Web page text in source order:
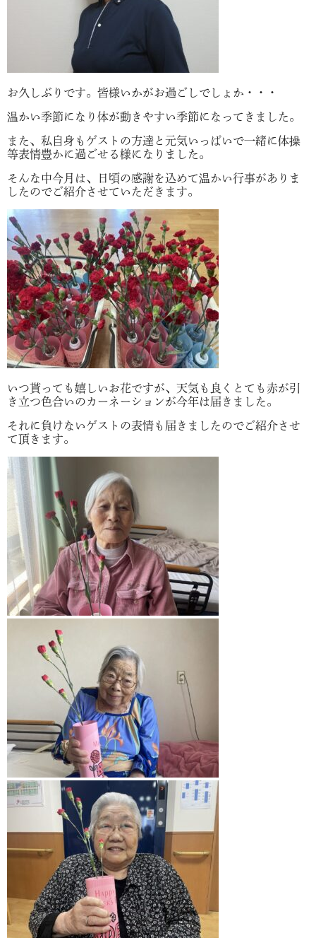
お久しぶりです。皆様いかがお過ごしでしょか・・・
温かい季節になり体が動きやすい季節になってきました。
また、私自身もゲストの方達と元気いっぱいで一緒に体操
等表情豊かに過ごせる様になりました。
そんな中今月は、日頃の感謝を込めて温かい行事がありま
したのでご紹介させていただきます。
いつ貰っても嬉しいお花ですが、天気も良くとても赤が引
き立つ色合いのカーネーションが今年は届きました。
それに負けないゲストの表情も届きましたのでご紹介させ
て頂きます。